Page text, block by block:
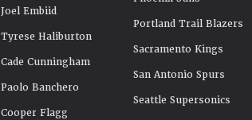
Joel Embiid
Tyrese Haliburton
Cade Cunningham
Paolo Banchero
Cooper Flagg
Portland Trail Blazers
Sacramento Kings
San Antonio Spurs
Seattle Supersonics